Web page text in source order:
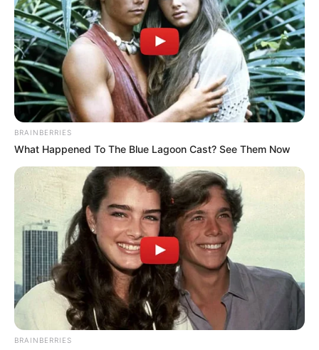
BRAINBERRIES
What Happened To The Blue Lagoon Cast? See Them Now
BRAINBERRIES